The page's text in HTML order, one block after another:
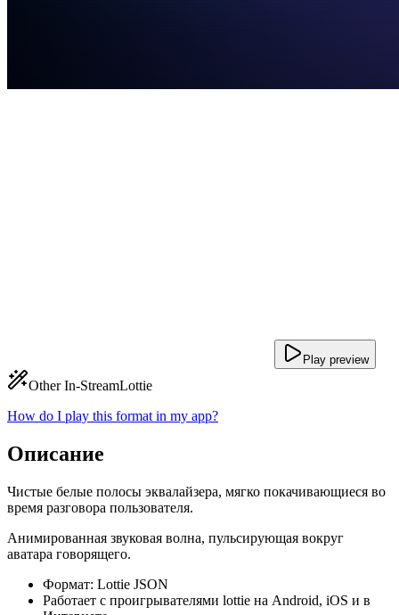
Play preview
Other In-StreamLottie
How do I play this format in my app?
Описание
Чистые белые полосы эквалайзера, мягко покачивающиеся во
время разговора пользователя.
Анимированная звуковая волна, пульсирующая вокруг
аватара говорящего.
Формат: Lottie JSON
Работает с проигрывателями lottie на Android, iOS и в